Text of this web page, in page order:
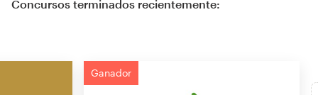
Concursos terminados recientemente:
Ganador